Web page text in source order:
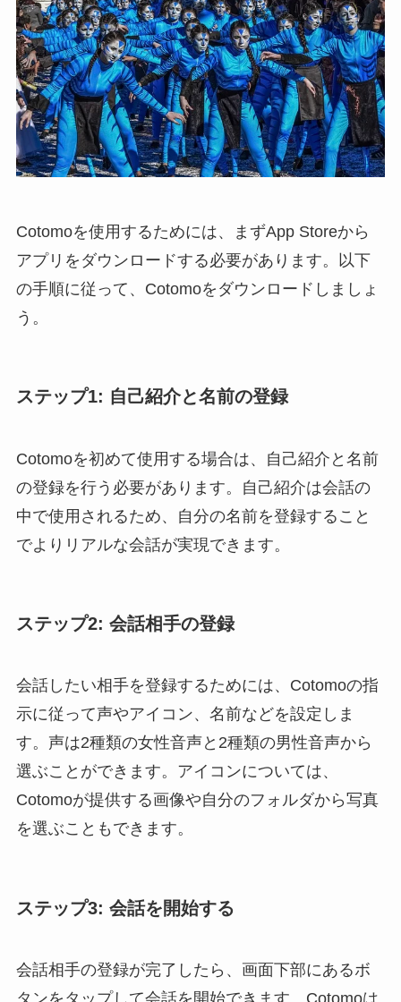
Cotomoを使用するためには、まずApp Storeから
アプリをダウンロードする必要があります。以下
の手順に従って、Cotomoをダウンロードしましょ
う。
ステップ1: 自己紹介と名前の登録
Cotomoを初めて使用する場合は、自己紹介と名前
の登録を行う必要があります。自己紹介は会話の
中で使用されるため、自分の名前を登録すること
でよりリアルな会話が実現できます。
ステップ2: 会話相手の登録
会話したい相手を登録するためには、Cotomoの指
示に従って声やアイコン、名前などを設定しま
す。声は2種類の女性音声と2種類の男性音声から
選ぶことができます。アイコンについては、
Cotomoが提供する画像や自分のフォルダから写真
を選ぶこともできます。
ステップ3: 会話を開始する
会話相手の登録が完了したら、画面下部にあるボ
タンをタップして会話を開始できます。Cotomoは